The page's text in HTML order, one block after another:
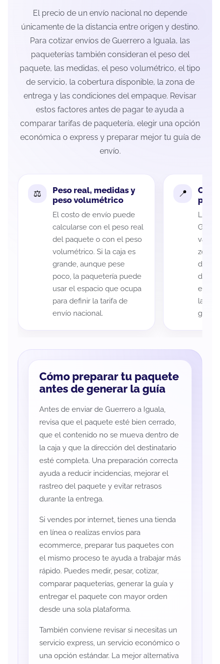
El precio de un envío nacional no depende
únicamente de la distancia entre origen y destino.
Para cotizar envíos de Guerrero a Iguala, las
paqueterías también consideran el peso del
paquete, las medidas, el peso volumétrico, el tipo
de servicio, la cobertura disponible, la zona de
entrega y las condiciones del empaque. Revisar
estos factores antes de pagar te ayuda a
comparar tarifas de paquetería, elegir una opción
económica o express y preparar mejor tu guía de
envío.
Peso real, medidas y
peso volumétrico
El costo de envío puede
calcularse con el peso real
del paquete o con el peso
volumétrico. Si la caja es
grande, aunque pese
poco, la paquetería puede
usar el espacio que ocupa
para definir la tarifa de
envío nacional.
La
variar
zona
de
de
eso
la
guía
Cómo preparar tu paquete
antes de generar la guía
Antes de enviar de Guerrero a Iguala,
revisa que el paquete esté bien cerrado,
que el contenido no se mueva dentro de
la caja y que la dirección del destinatario
esté completa. Una preparación correcta
ayuda a reducir incidencias, mejorar el
rastreo del paquete y evitar retrasos
durante la entrega.
Si vendes por internet, tienes una tienda
en línea o realizas envíos para
ecommerce, preparar tus paquetes con
el mismo proceso te ayuda a trabajar más
rápido. Puedes medir, pesar, cotizar,
comparar paqueterías, generar la guía y
entregar el paquete con mayor orden
desde una sola plataforma.
También conviene revisar si necesitas un
servicio express, un servicio económico o
una opción estándar. La mejor alternativa